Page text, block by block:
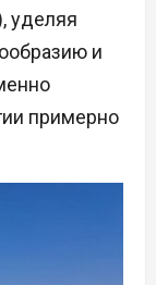
уделяя
и
примерно